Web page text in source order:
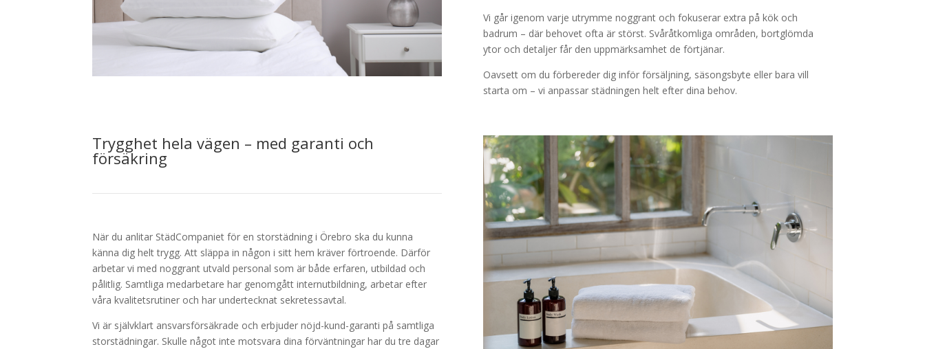
Vi går igenom varje utrymme noggrant och fokuserar extra på kök och
badrum – där behovet ofta är störst. Svåråtkomliga områden, bortglömda
ytor och detaljer får den uppmärksamhet de förtjänar.
Oavsett om du förbereder dig inför försäljning, säsongsbyte eller bara vill
starta om – vi anpassar städningen helt efter dina behov.
Trygghet hela vägen – med garanti och
försäkring
När du anlitar StädCompaniet för en storstädning i Örebro ska du kunna
känna dig helt trygg. Att släppa in någon i sitt hem kräver förtroende. Därför
arbetar vi med noggrant utvald personal som är både erfaren, utbildad och
pålitlig. Samtliga medarbetare har genomgått internutbildning, arbetar efter
våra kvalitetsrutiner och har undertecknat sekretessavtal.
Vi är självklart ansvarsförsäkrade och erbjuder nöjd-kund-garanti på samtliga
storstädningar. Skulle något inte motsvara dina förväntningar har du tre dagar